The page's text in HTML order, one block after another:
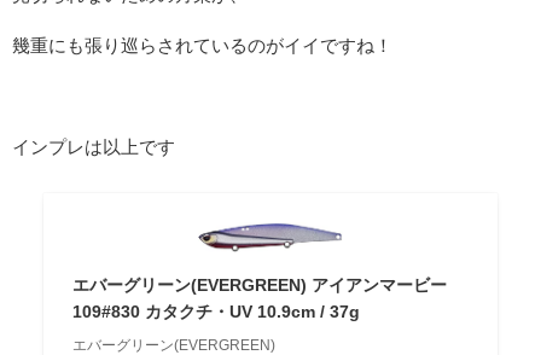
幾重にも張り巡らされているのがイイですね！
インプレは以上です
エバーグリーン(EVERGREEN) アイアンマービー
109#830 カタクチ・UV 10.9cm / 37g
エバーグリーン(EVERGREEN)